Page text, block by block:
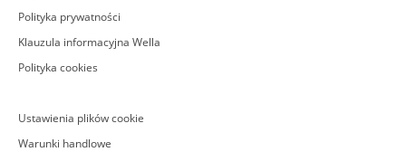
Polityka prywatności
Klauzula informacyjna Wella
Polityka cookies
Ustawienia plików cookie
Warunki handlowe